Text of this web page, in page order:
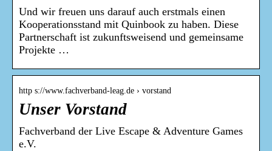
Und wir freuen uns darauf auch erstmals einen
Kooperationsstand mit Quinbook zu haben. Diese
Partnerschaft ist zukunftsweisend und gemeinsame
Projekte …
http s://www.fachverband-leag.de › vorstand
Unser Vorstand
Fachverband der Live Escape & Adventure Games
e.V.